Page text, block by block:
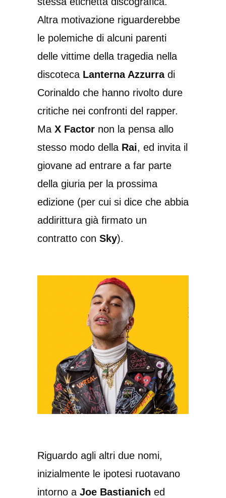
Altra motivazione riguarderebbe
le polemiche di alcuni parenti
delle vittime della tragedia nella
discoteca Lanterna Azzurradi
Corinaldo che hanno rivolto dure
critiche nei confronti del rapper.
Ma X Factor non la pensa allo
stesso modo della Rai, ed invita il
giovane ad entrare a far parte
della giuria per la prossima
edizione (per cui si dice che abbia
addirittura già firmato un
contratto con Sky).
Riguardo agli altri due nomi,
inizialmente le ipotesi ruotavano
intorno a Joe Bastianich ed